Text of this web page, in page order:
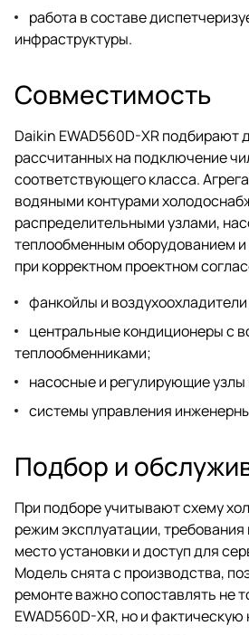
работа в составе
инфраструктуры.
Совместимость
Daikin EWAD560D-XR подбирают
рассчитанных на подключение
соответствующего класса.
водяными контурами
распределительными узлами,
теплообменным оборудованием и
при корректном проектном
фанкойлы и
центральные кондиционеры с
теплообменниками;
насосные и регулирующие узлы
системы управления
Подбор и
При подборе учитывают схему
режим эксплуатации,
место установки и доступ для
Модель снята с производства,
ремонте важно сопоставлять не
EWAD560D-XR, но и